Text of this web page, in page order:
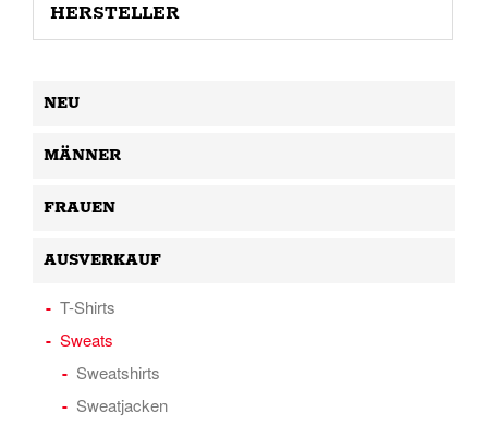
HERSTELLER
NEU
MÄNNER
FRAUEN
AUSVERKAUF
T-Shirts
Sweats
Sweatshirts
Sweatjacken